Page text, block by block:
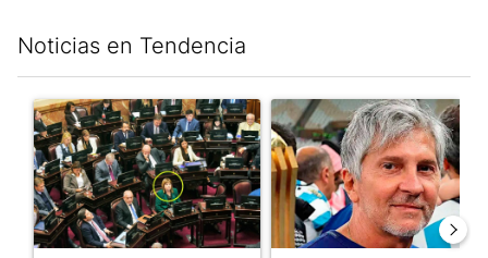
Noticias en Tendencia
Un artículo de tendencia con el título "La Rosada busca
Un artículo de tendencia con